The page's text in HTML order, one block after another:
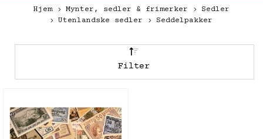
Hjem Mynter, sedler & frimerker
Sedler
Utenlandske sedler
Seddelpakker
Filter